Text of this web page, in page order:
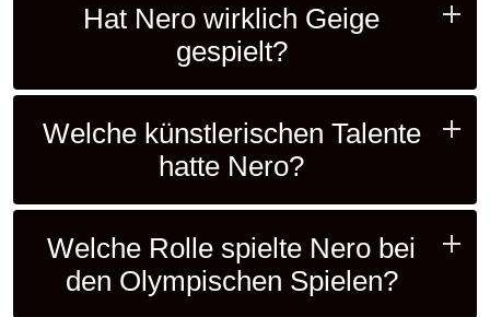
Hat Nero wirklich Geige
gespielt?
Welche künstlerischen Talente
hatte Nero?
Welche Rolle spielte Nero bei
den Olympischen Spielen?